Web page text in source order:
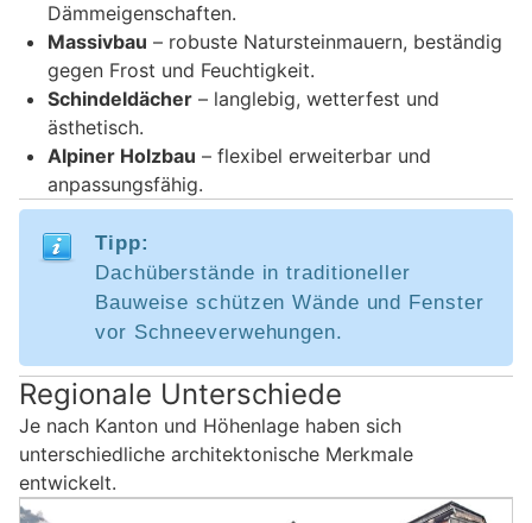
Dämmeigenschaften.
Massivbau – robuste Natursteinmauern, beständig
gegen Frost und Feuchtigkeit.
Schindeldächer – langlebig, wetterfest und
ästhetisch.
Alpiner Holzbau – flexibel erweiterbar und
anpassungsfähig.
Tipp:
Dachüberstände in traditioneller
Bauweise schützen Wände und Fenster
vor Schneeverwehungen.
Regionale Unterschiede
Je nach Kanton und Höhenlage haben sich
unterschiedliche architektonische Merkmale
entwickelt.